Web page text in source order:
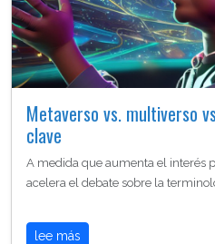
Metaverso vs. multiverso
clave
A medida que aumenta el interés
acelera el debate sobre la
lee más